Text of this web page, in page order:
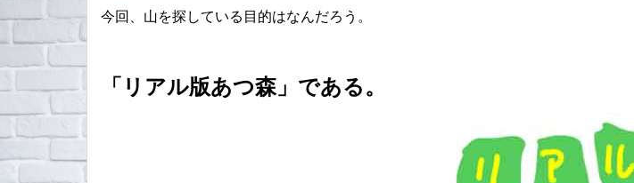
今回、山を探している目的はなんだろう。
「リアル版あつ森」である。